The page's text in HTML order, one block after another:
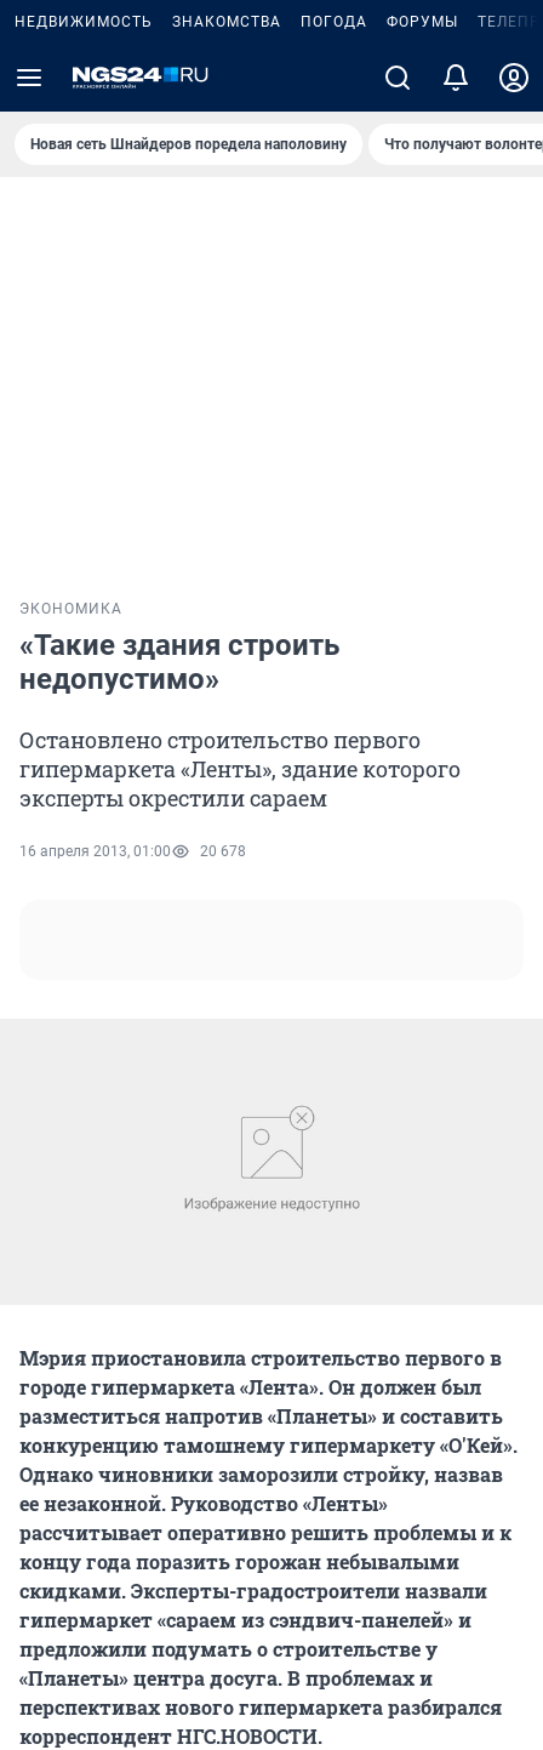
НЕДВИЖИМОСТЬ ЗНАКОМСТВА ПОГОДА ФОРУМЫ
Новая сеть Шнайдеров поредела наполовину Что получают
ЭКОНОМИКА
«Такие здания строить
недопустимо»
Остановлено строительство первого
гипермаркета «Ленты», здание которого
эксперты окрестили сараем
16 апреля 2013, 01:00 20 678
Мэрия приостановила строительство первого в
городе гипермаркета «Лента». Он должен был
разместиться напротив «Планеты» и составить
конкуренцию тамошнему гипермаркету «О'Кей».
Однако чиновники заморозили стройку, назвав
ее незаконной. Руководство «Ленты»
рассчитывает оперативно решить проблемы и к
концу года поразить горожан небывалыми
скидками. Эксперты-градостроители назвали
гипермаркет «сараем из сэндвич-панелей» и
предложили подумать о строительстве у
«Планеты» центра досуга. В проблемах и
перспективах нового гипермаркета разбирался
корреспондент НГС.НОВОСТИ.